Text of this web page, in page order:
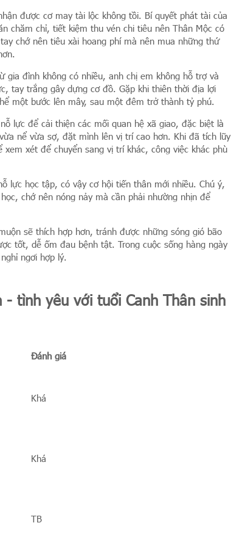
được cơ may tài lộc không tồi. Bí quyết phát tài của
chăm chỉ, tiết kiệm thu vén chi tiêu nên Thân Mộc có
chớ nên tiêu xài hoang phí mà nên mua những thứ
đình không có nhiều, anh chị em không hỗ trợ và
tay trắng gây dựng cơ đồ. Gặp khi thiên thời địa lợi
một bước lên mây, sau một đêm trở thành tỷ phú.
lực để cải thiện các mối quan hệ xã giao, đặc biệt là
nể vừa sợ, đặt mình lên vị trí cao hơn. Khi đã tích lũy
xét để chuyển sang vị trí khác, công việc khác phù
lực học tập, có vậy cơ hội tiến thân mới nhiều. Chú ý,
chớ nên nóng nảy mà cần phải nhường nhịn để
sẽ thích hợp hơn, tránh được những sóng gió bão
tốt, dễ ốm đau bệnh tật. Trong cuộc sống hàng ngày
ngơi hợp lý.
tình yêu với tuổi Canh Thân sinh
Đánh giá
Khá
Khá
TB